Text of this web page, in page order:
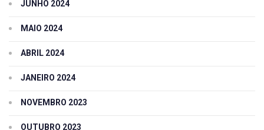
JUNHO 2024
MAIO 2024
ABRIL 2024
JANEIRO 2024
NOVEMBRO 2023
OUTUBRO 2023